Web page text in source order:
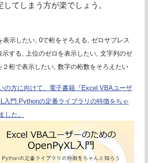
てしまう方が楽でしょう。
表示したい, 0で桁をそろえる, ゼロサプレス
示する, 上位のゼロを表示したい, 文字列のゼ
２桁で表示したい, 数字の桁数をそろえたい
の方に向けて、電子書籍『Excel VBAユーザ
入門:Pythonの定番ライブラリの特徴をちゃ
した。